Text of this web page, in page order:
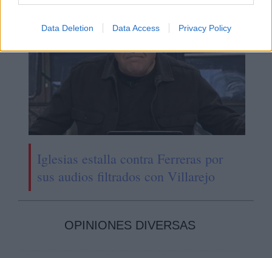
Data Deletion Data Access Privacy Policy
Iglesias estalla contra Ferreras por
sus audios filtrados con Villarejo
OPINIONES DIVERSAS